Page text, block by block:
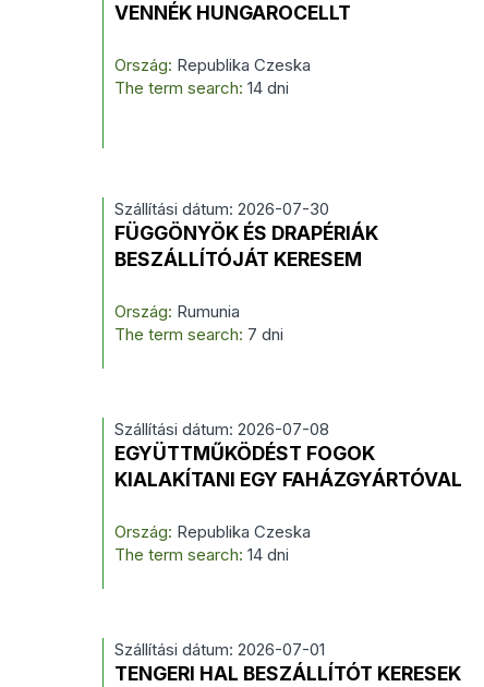
VENNÉK HUNGAROCELLT
Ország: Republika Czeska
The term search:14 dni
Szállítási dátum: 2026-07-30
FÜGGÖNYÖK ÉS DRAPÉRIÁK
BESZÁLLÍTÓJÁT KERESEM
Ország: Rumunia
The term search: 7 dni
Szállítási dátum: 2026-07-08
EGYÜTTMŰKÖDÉST FOGOK
KIALAKÍTANI EGY FAHÁZGYÁRTÓVAL
Ország: Republika Czeska
The term search:14 dni
Szállítási dátum: 2026-07-01
TENGERI HAL BESZÁLLÍTÓT KERESEK